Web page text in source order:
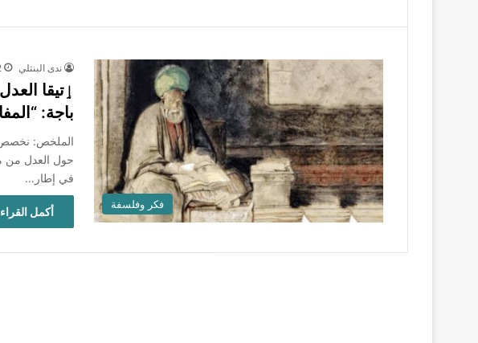
فكر وفلسفة
ندى البنتلي 2
ٳتيقا
باجة:
الملخص: نخصص
حول العدل من
في إطار…
أكمل